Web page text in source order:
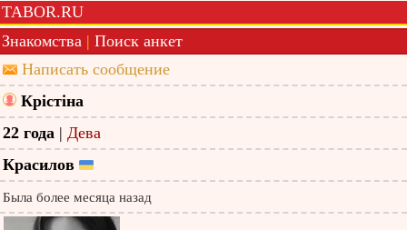
TABOR.RU
Знакомства | Поиск анкет
Написать сообщение
Крістіна
22 года | Дева
Красилов
Была более месяца назад